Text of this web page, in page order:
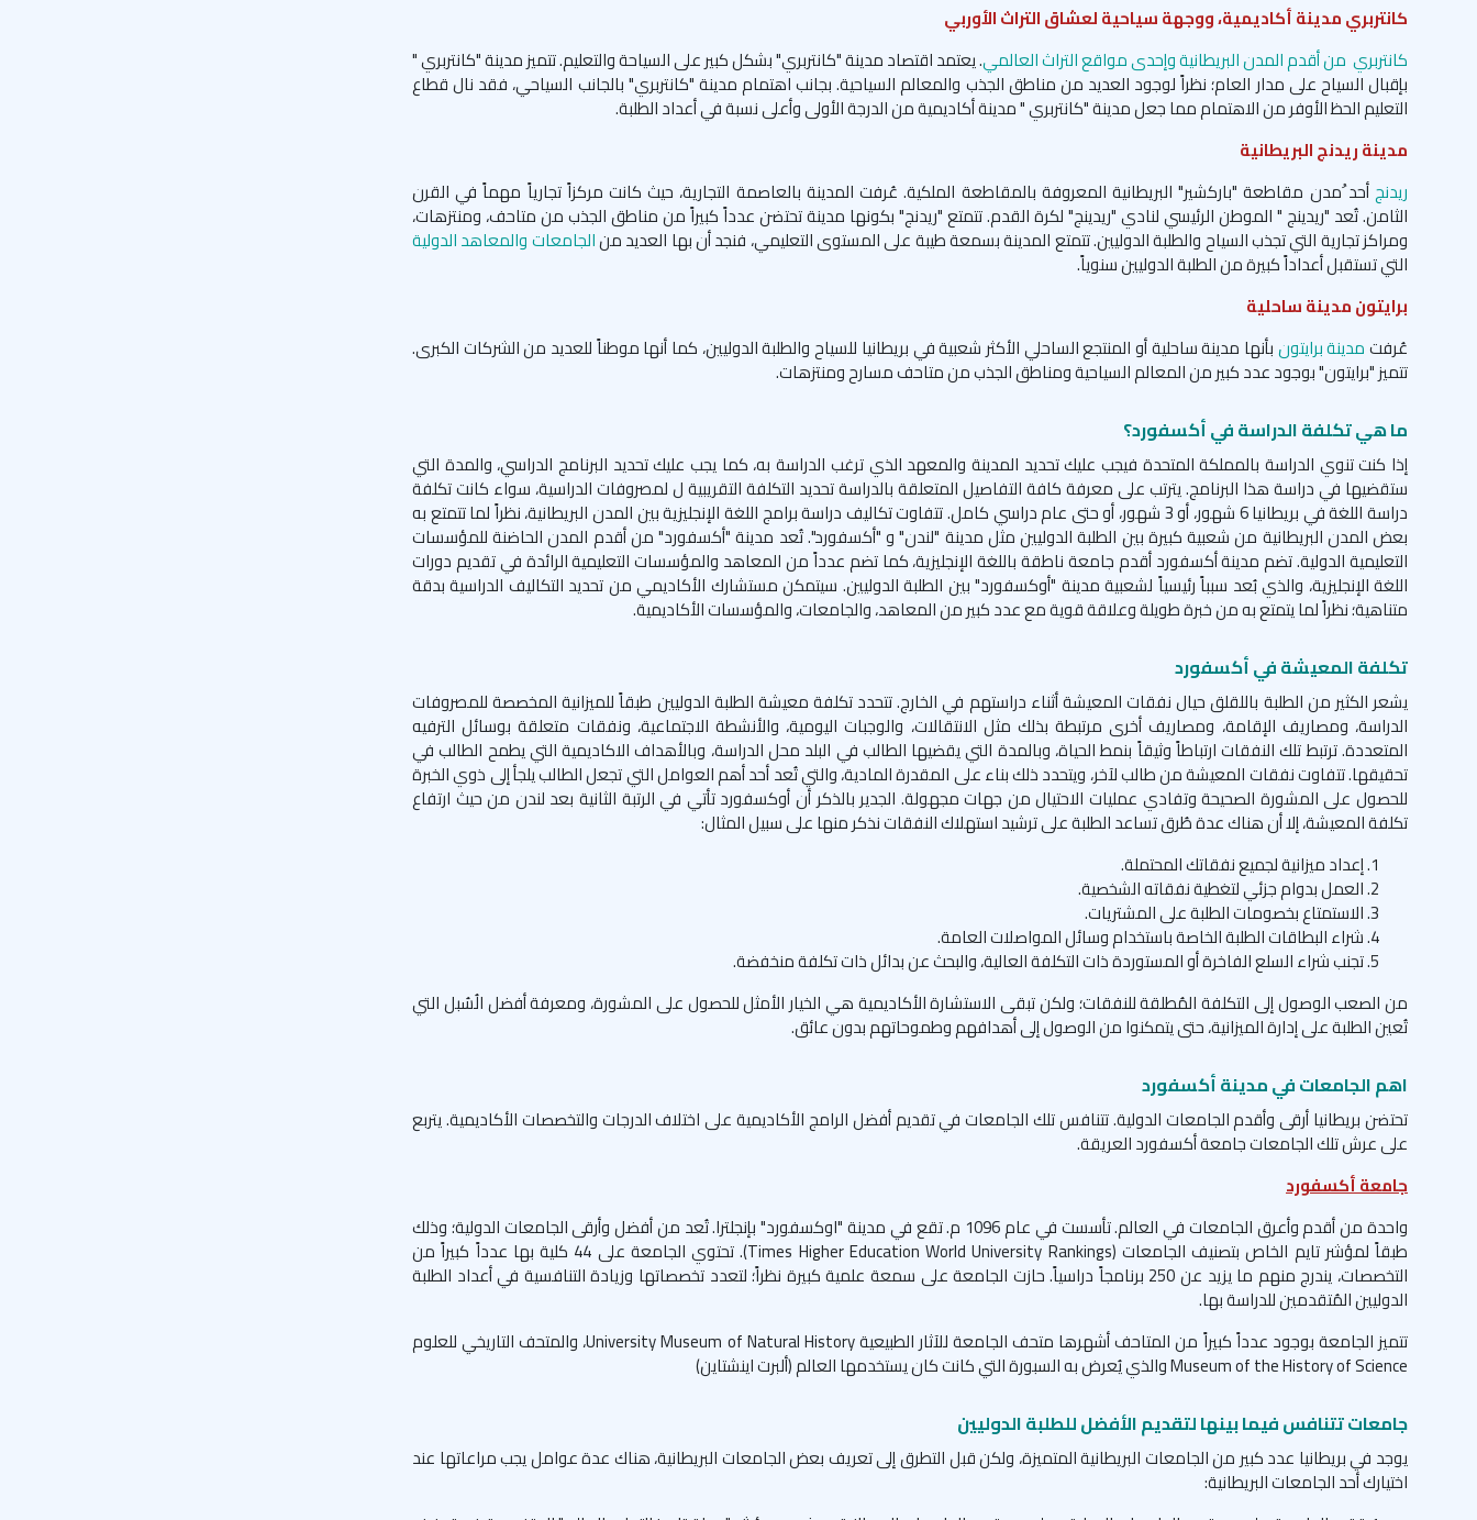
كانتربري مدينة أكاديمية، ووجهة سياحية لعشاق التراث الأوربي
كانتربري من أقدم المدن البريطانية وإحدى مواقع التراث العالمي. يعتمد اقتصاد مدينة "كانتربري" بشكل كبير على السياحة والتعليم. تتميز مدينة "كانتربري "
بإقبال السياح على مدار العام؛ نظراً لوجود العديد من مناطق الجذب والمعالم السياحية. بجانب اهتمام مدينة "كانتربري" بالجانب السياحي، فقد نال قطاع
التعليم الحظ الأوفر من الاهتمام مما جعل مدينة "كانتربري " مدينة أكاديمية من الدرجة الأولى وأعلى نسبة في أعداد الطلبة.
مدينة ريدنج البريطانية
ريدنجأحد ُمدن مقاطعة "باركشير" البريطانية المعروفة بالمقاطعة الملكية. عُرفت المدينة بالعاصمة التجارية، حيث كانت مركزاً تجارياً مهماً في القرن
الثامن. تُعد "ريدينج " الموطن الرئيسي لنادي "ريدينج" لكرة القدم. تتمتع "ريدنج" بكونها مدينة تحتضن عدداً كبيراً من مناطق الجذب من متاحف، ومنتزهات،
ومراكز تجارية التي تجذب السياح والطلبة الدوليين. تتمتع المدينة بسمعة طيبة على المستوى التعليمي، فنجد أن بها العديد منالجامعات والمعاهد الدولية
التي تستقبل أعداداً كبيرة من الطلبة الدوليين سنوياً.
برايتون مدينة ساحلية
عُرفتمدينة برايتونبأنها مدينة ساحلية أو المنتجع الساحلي الأكثر شعبية في بريطانيا للسياح والطلبة الدوليين، كما أنها موطناً للعديد من الشركات الكبرى.
تتميز "برايتون" بوجود عدد كبير من المعالم السياحية ومناطق الجذب من متاحف مسارح ومنتزهات.
ما هي تكلفة الدراسة في أكسفورد؟
إذا كنت تنوي الدراسة بالمملكة المتحدة فيجب عليك تحديد المدينة والمعهد الذي ترغب الدراسة به، كما يجب عليك تحديد البرنامج الدراسي، والمدة التي
ستقضيها في دراسة هذا البرنامج. يترتب على معرفة كافة التفاصيل المتعلقة بالدراسة تحديد التكلفة التقريبية ل لمصروفات الدراسية، سواء كانت تكلفة
دراسة اللغة في بريطانيا 6 شهور، أو 3 شهور، أو حتى عام دراسي كامل. تتفاوت تكاليف دراسة برامج اللغة الإنجليزية بين المدن البريطانية، نظراً لما تتمتع به
بعض المدن البريطانية من شعبية كبيرة بين الطلبة الدوليين مثل مدينة "لندن" و "أكسفورد". تُعد مدينة "أكسفورد" من أقدم المدن الحاضنة للمؤسسات
التعليمية الدولية. تضم مدينة أكسفورد أقدم جامعة ناطقة باللغة الإنجليزية، كما تضم عدداً من المعاهد والمؤسسات التعليمية الرائدة في تقديم دورات
اللغة الإنجليزية، والذي بُعد سبباً رئيسياً لشعبية مدينة "أوكسفورد" بين الطلبة الدوليين. سيتمكن مستشارك الأكاديمي من تحديد التكاليف الدراسية بدقة
متناهية؛ نظراً لما يتمتع به من خبرة طويلة وعلاقة قوية مع عدد كبير من المعاهد، والجامعات، والمؤسسات الأكاديمية.
تكلفة المعيشة في أكسفورد
يشعر الكثير من الطلبة باللقلق حيال نفقات المعيشة أثناء دراستهم في الخارج. تتحدد تكلفة معيشة الطلبة الدوليين طبقاً للميزانية المخصصة للمصروفات
الدراسة، ومصاريف الإقامة، ومصاريف أخرى مرتبطة بذلك مثل الانتقالات، والوجبات اليومية، والأنشطة الاجتماعية، ونفقات متعلقة بوسائل الترفيه
المتعددة. ترتبط تلك النفقات ارتباطاً وثيقاً بنمط الحياة، وبالمدة التي يقضيها الطالب في البلد محل الدراسة، وبالأهداف الاكاديمية التي يطمح الطالب في
تحقيقها. تتفاوت نفقات المعيشة من طالب لآخر، ويتحدد ذلك بناء على المقدرة المادية، والتي تُعد أحد أهم العوامل التي تجعل الطالب يلجأ إلى ذوي الخبرة
للحصول على المشورة الصحيحة وتفادي عمليات الاحتيال من جهات مجهولة. الجدير بالذكر أن أوكسفورد تأتي في الرتبة الثانية بعد لندن من حيث ارتفاع
تكلفة المعيشة، إلا أن هناك عدة طُرق تساعد الطلبة على ترشيد استهلاك النفقات نذكر منها على سبيل المثال:
إعداد ميزانية لجميع نفقاتك المحتملة.
العمل بدوام جزئي لتغطية نفقاته الشخصية.
الاستمتاع بخصومات الطلبة على المشتريات.
شراء البطاقات الطلبة الخاصة باستخدام وسائل المواصلات العامة.
تجنب شراء السلع الفاخرة أو المستوردة ذات التكلفة العالية، والبحث عن بدائل ذات تكلفة منخفضة.
من الصعب الوصول إلى التكلفة المُطلقة للنفقات؛ ولكن تبقى الاستشارة الأكاديمية هي الخيار الأمثل للحصول على المشورة، ومعرفة أفضل الُسُبل التي
تُعين الطلبة على إدارة الميزانية، حتى يتمكنوا من الوصول إلى أهدافهم وطموحاتهم بدون عائق.
اهم الجامعات في مدينة أكسفورد
تحتضن بريطانيا أرقى وأقدم الجامعات الدولية. تتنافس تلك الجامعات في تقديم أفضل الرامج الأكاديمية على اختلاف الدرجات والتخصصات الأكاديمية. يتربع
على عرش تلك الجامعات جامعة أكسفورد العريقة.
جامعة أكسفورد
واحدة من أقدم وأعرق الجامعات في العالم. تأسست في عام 1096 م. تقع في مدينة "اوكسفورد" بإنجلترا. تُعد من أفضل وأرقى الجامعات الدولية؛ وذلك
طبقاً لمؤشر تايم الخاص بتصنيف الجامعات (Times Higher Education World University Rankings). تحتوي الجامعة على 44 كلية بها عدداً كبيراً من
التخصصات، يندرج منهم ما يزيد عن 250 برنامجاً دراسياً. حازت الجامعة على سمعة علمية كبيرة نظراً؛ لتعدد تخصصاتها وزيادة التنافسية في أعداد الطلبة
الدوليين المُتقدمين للدراسة بها.
تتميز الجامعة بوجود عدداً كبيراً من المتاحف أشهرها متحف الجامعة للآثار الطبيعية University Museum of Natural History، والمتحف التاريخي للعلوم
Museum of the History of Science والذي يُعرض به السبورة التي كانت كان يستخدمها العالم (ألبرت اينشتاين)
جامعات تتنافس فيما بينها لتقديم الأفضل للطلبة الدوليين
يوجد في بريطانيا عدد كبير من الجامعات البريطانية المتميزة، ولكن قبل التطرق إلى تعريف بعض الجامعات البريطانية، هناك عدة عوامل يجب مراعاتها عند
اختيارك أحد الجامعات البريطانية: